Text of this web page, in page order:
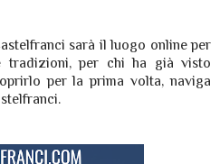
sarà il luogo online per
tradizioni, per chi ha già visto
per la prima volta, naviga